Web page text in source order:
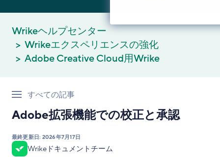
Wrikeヘルプセンター
Wrikeエクスペリエンスの強化
Adobe Creative Cloud用Wrike
すべての記事
Adobe拡張機能での校正と承認
最終更新日: 2026年7月17日
Wrikeドキュメントチーム